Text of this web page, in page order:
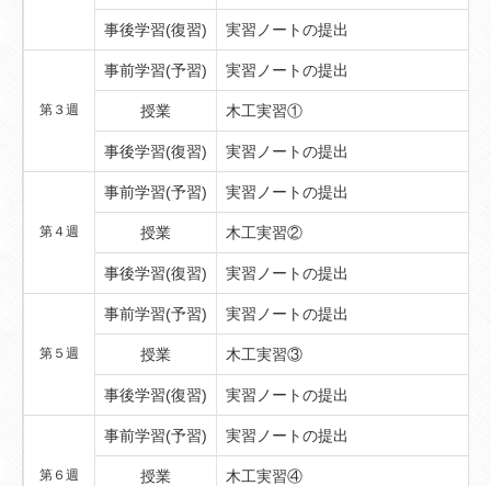
事後学習(復習) 実習ノートの提出
第３週
事前学習(予習) 実習ノートの提出
授業 木工実習①
事後学習(復習) 実習ノートの提出
第４週
事前学習(予習) 実習ノートの提出
授業 木工実習②
事後学習(復習) 実習ノートの提出
第５週
事前学習(予習) 実習ノートの提出
授業 木工実習③
事後学習(復習) 実習ノートの提出
第６週
事前学習(予習) 実習ノートの提出
授業 木工実習④